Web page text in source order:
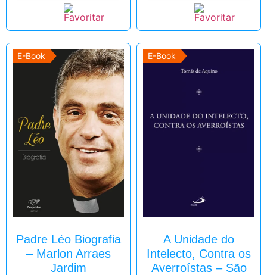
E-Book
Padre Léo Biografia
– Marlon Arraes
Jardim
E-Book
A Unidade do
Intelecto, Contra os
Averroístas – São